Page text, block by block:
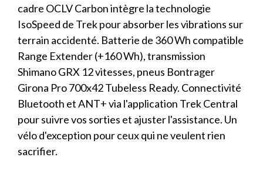
cadre OCLV Carbon intègre la technologie
IsoSpeed de Trek pour absorber les vibrations sur
terrain accidenté. Batterie de 360 Wh compatible
Range Extender (+160 Wh), transmission
Shimano GRX 12 vitesses, pneus Bontrager
Girona Pro 700x42 Tubeless Ready. Connectivité
Bluetooth et ANT+ via l'application Trek Central
pour suivre vos sorties et ajuster l'assistance. Un
vélo d'exception pour ceux qui ne veulent rien
sacrifier.